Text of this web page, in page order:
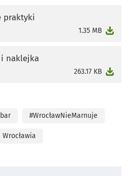
praktyki
1.35 MB
naklejka
263.17 KB
#WrocławNieMarnuje